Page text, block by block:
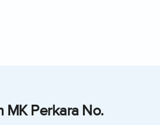
MK Perkara No.